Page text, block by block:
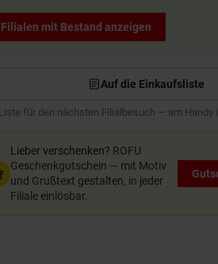
Filialen mit Bestand anzeigen
Auf die Einkaufsliste
für den nächsten Filialbesuch — am Handy
Lieber verschenken? ROFU
Geschenkgutschein — mit Motiv
und Grußtext gestalten, in jeder
Filiale einlösbar.